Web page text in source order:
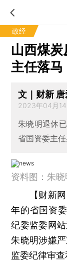
政经
山西煤
主任落马
文｜财新
2023年04月
朱晓明退休
省国资委主
资料图：朱
【财新网
年的省国资
纪委监委网
朱晓明涉嫌
监委纪律审查